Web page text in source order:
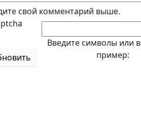
свой комментарий выше.
Введите символы или
пример: